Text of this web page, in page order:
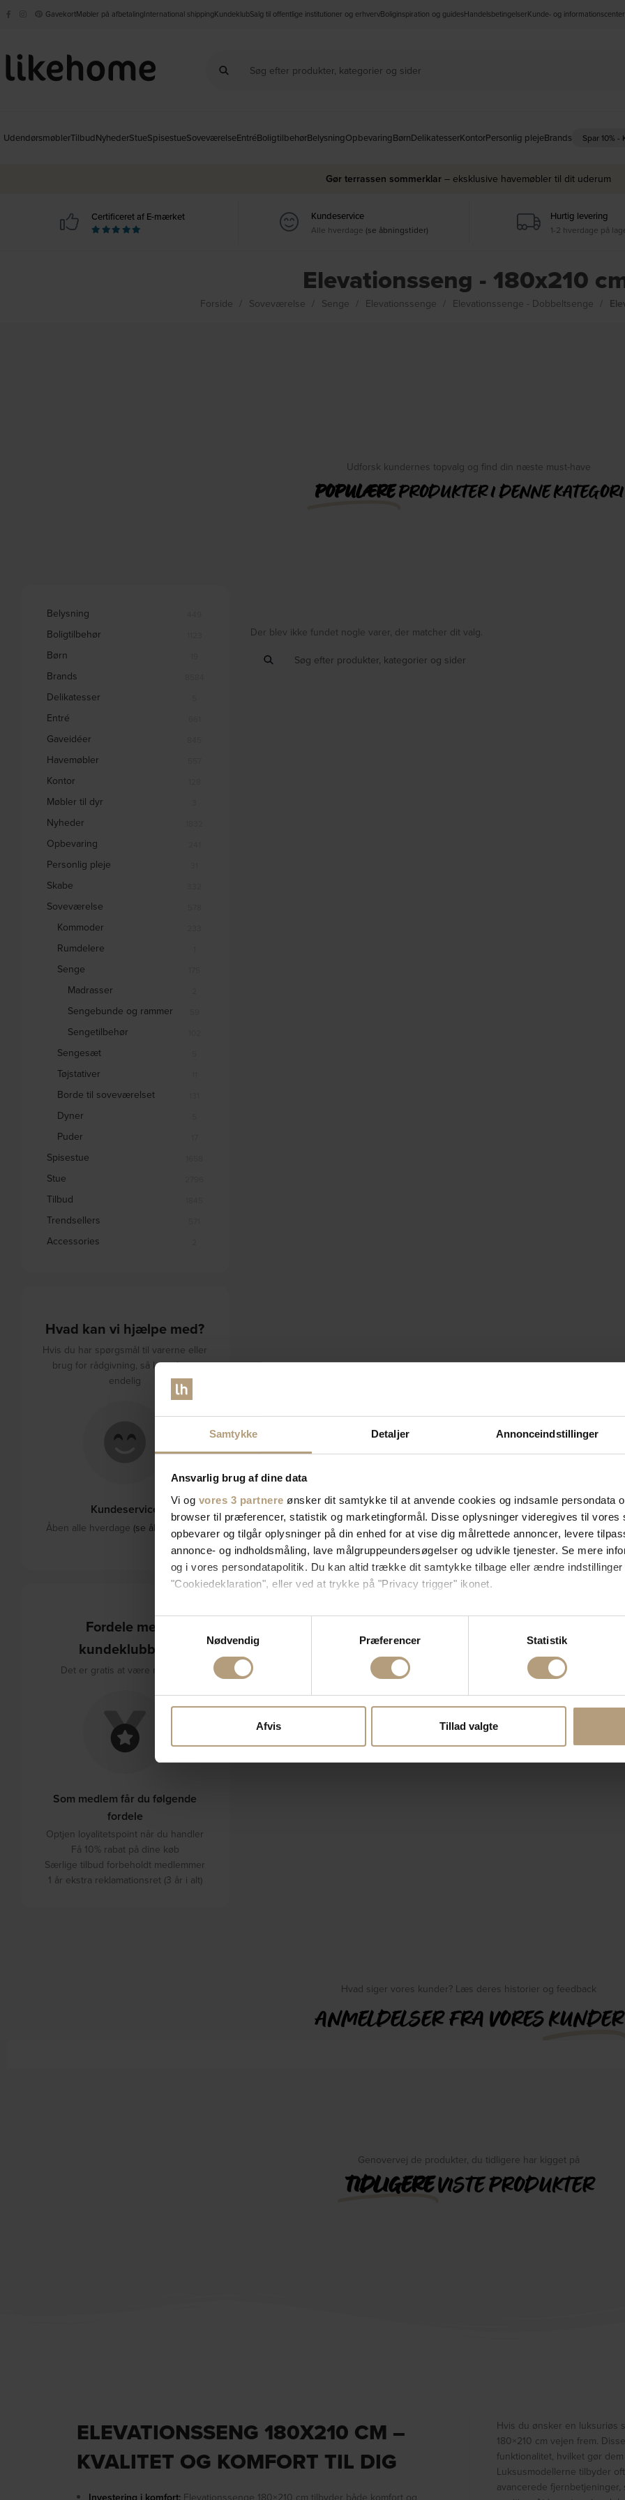
Samtykke Detaljer Annonceindstillinger
Ansvarlig brug af dine data
Vi og vores 3 partnere ønsker dit samtykke til at anvende cookies og indsamle persondata
browser til præferencer, statistik og marketingformål. Disse oplysninger videregives til vores
opbevarer og tilgår oplysninger på din enhed for at vise dig målrettede annoncer, levere
annonce- og indholdsmåling, lave målgruppeundersøgelser og udvikle tjenester. Se mere
og i vores persondatapolitik. Du kan altid trække dit samtykke tilbage eller ændre
"Cookiedeklaration", eller ved at trykke på "Privacy trigger" ikonet.
Hvis du tillader det, vil vi også gerne:
Indsamle præcise oplysninger om din placering, der kan være nøjagtig inden for få
Identificere din enhed baseret på en scanning af dens unikke karakteristika
Dine valg anvendes på hele websitet.
annonceringspartnere og analysepartnere. Vores partnere kan kombinere disse data med
dem, eller som de har indsamlet fra din brug af deres tjenester.
Samtykkevalg
Nødvendig
Præferencer Statistik
Afvis Tillad valgte
GavekortMøbler på afbetalingInternational shippingKundeklubSalg til offentlige institutioner og erhvervBoliginspiration og guidesHandelsbetingelserKunde- og informationscenter
UdendørsmøblerTilbudNyhederStueSpisestueSoveværelseEntréBoligtilbehørBelysningOpbevaringBørnDelikatesserKontorPersonlig plejeBrands Spar 10%
Gør terrassen sommerklar – eksklusive havemøbler til dit uderum
Certificeret af E-mærket Kundeservice
Alle hverdage (se åbningstider)
Hurtig levering
1-2 hverdage på
Elevationsseng - 180x210
Forside Soveværelse Senge Elevationssenge Elevationssenge - Dobbeltsenge
Udforsk kundernes topvalg og find din næste must-have
POPULÆREPRODUKTER I DENNE KATEGORI
Belysning
Boligtilbehør
Børn
Brands
Delikatesser
Entré
Gaveidéer
Havemøbler
Kontor
Møbler til dyr
Nyheder
Opbevaring
Personlig pleje
Skabe
Soveværelse
Kommoder
Rumdelere
Senge
Madrasser
Sengebunde og rammer
Sengetilbehør
Sengesæt
Tøjstativer
Borde til soveværelset
Dyner
Puder
Spisestue
Stue
Tilbud
Trendsellers
Accessories
Hvad kan vi hjælpe med?
Hvis du har spørgsmål til varerne eller
brug for rådgivning, så kontakt os
endelig
Kundeservice
Åben alle hverdage (se åbningstider)
Fordele med
kundeklubben
Det er gratis at være medlem!
Som medlem får du følgende
fordele
Optjen loyalitetspoint når du handler
Få 10% rabat på dine køb
Særlige tilbud forbeholdt medlemmer
1 år ekstra reklamationsret (3 år i alt)
Der blev ikke fundet nogle varer, der matcher dit valg.
Hvad siger vores kunder? Læs deres historier og feedback
ANMELDELSER FRA VORESKUNDER
Genovervej de produkter, du tidligere har kigget på
TIDLIGEREVISTE PRODUKTER
ELEVATIONSSENG 180X210 CM –
KVALITET OG KOMFORT TIL DIG
Investering i komfort: Elevationssenge 180×210 cm tilbyder både komfort og
Hvis du ønsker en luksuriøs
180×210 cm vejen frem.
funktionalitet, hvilket gør
Luksusmodellerne tilbyder
avancerede